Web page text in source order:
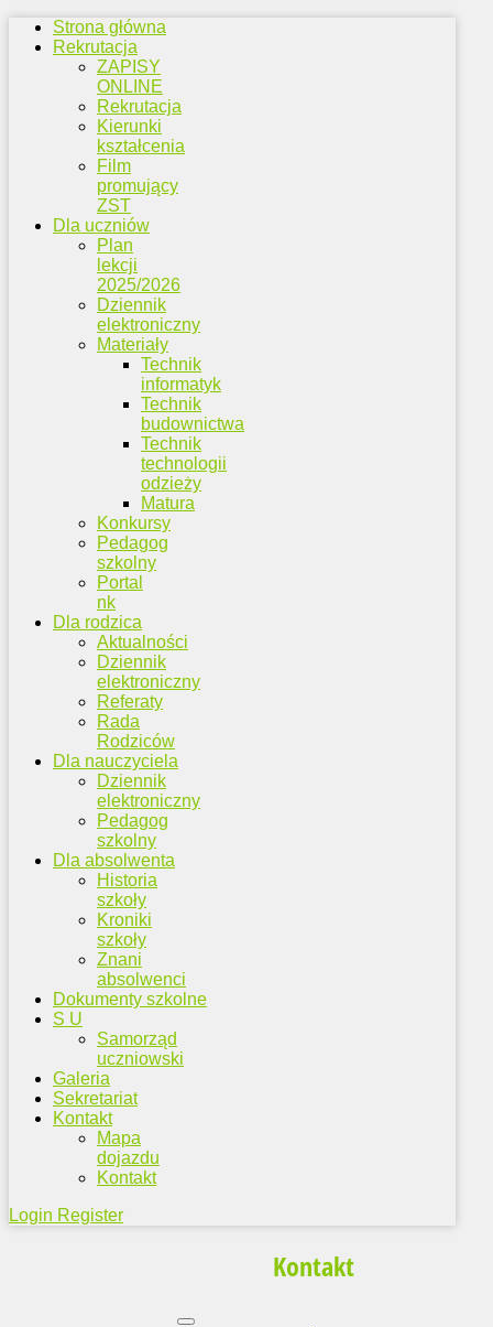
Strona główna
Rekrutacja
ZAPISY
ONLINE
Rekrutacja
Kierunki
kształcenia
Film
promujący
ZST
Dla uczniów
Plan
lekcji
2025/2026
Dziennik
elektroniczny
Materiały
Technik
informatyk
Technik
budownictwa
Technik
technologii
odzieży
Matura
Konkursy
Pedagog
szkolny
Portal
nk
Dla rodzica
Aktualności
Dziennik
elektroniczny
Referaty
Rada
Rodziców
Dla nauczyciela
Dziennik
elektroniczny
Pedagog
szkolny
Dla absolwenta
Historia
szkoły
Kroniki
szkoły
Znani
absolwenci
Dokumenty szkolne
S U
Samorząd
uczniowski
Galeria
Sekretariat
Kontakt
Mapa
dojazdu
Kontakt
Login Register
Kontakt